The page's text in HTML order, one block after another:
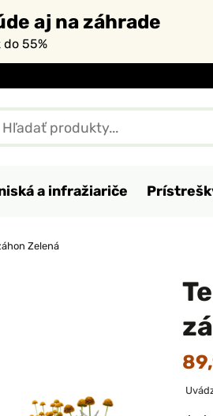
aj na záhrade
55%
a infražiariče
Zelená